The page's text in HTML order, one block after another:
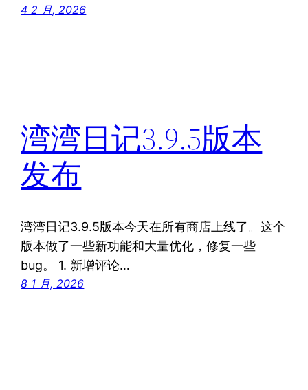
4 2 月, 2026
湾湾日记3.9.5版本
发布
湾湾日记3.9.5版本今天在所有商店上线了。这个
版本做了一些新功能和大量优化，修复一些
bug。 1. 新增评论…
8 1 月, 2026